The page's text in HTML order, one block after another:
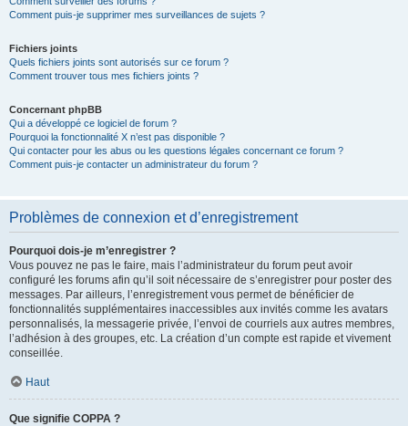
Comment puis-je supprimer mes surveillances de sujets ?
Fichiers joints
Quels fichiers joints sont autorisés sur ce forum ?
Comment trouver tous mes fichiers joints ?
Concernant phpBB
Qui a développé ce logiciel de forum ?
Pourquoi la fonctionnalité X n’est pas disponible ?
Qui contacter pour les abus ou les questions légales concernant ce forum ?
Comment puis-je contacter un administrateur du forum ?
Problèmes de connexion et d’enregistrement
Pourquoi dois-je m’enregistrer ?
Vous pouvez ne pas le faire, mais l’administrateur du forum peut avoir
configuré les forums afin qu’il soit nécessaire de s’enregistrer pour poster des
messages. Par ailleurs, l’enregistrement vous permet de bénéficier de
fonctionnalités supplémentaires inaccessibles aux invités comme les avatars
personnalisés, la messagerie privée, l’envoi de courriels aux autres membres,
l’adhésion à des groupes, etc. La création d’un compte est rapide et vivement
conseillée.
Haut
Que signifie COPPA ?